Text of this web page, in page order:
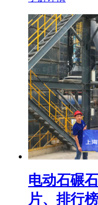
电动石碾
片、排行